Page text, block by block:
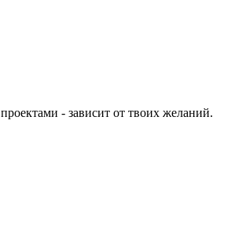
- зависит от твоих желаний.